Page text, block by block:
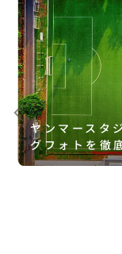
ヤンマースタ
グフォトを徹